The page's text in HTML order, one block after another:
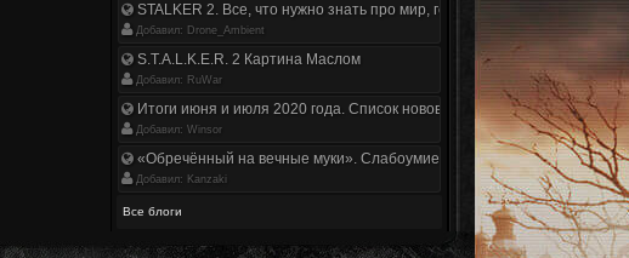
STALKER 2. Все, что нужно знать про мир, геймплей и сюжет | Разбор
Добавил: Drone_Ambient
S.T.A.L.K.E.R. 2 Картина Маслом
Добавил: RuWar
Итоги июня и июля 2020 года. Список нововведений
Добавил: Winsor
«Обречённый на вечные муки». Слабоумие и отвага
Добавил: Kanzaki
Все блоги